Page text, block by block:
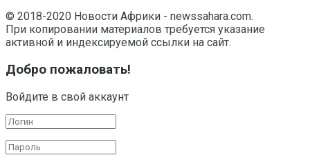
© 2018-2020 Новости Африки - newssahara.com.
При копировании материалов требуется указание
активной и индексируемой ссылки на сайт.
Добро пожаловать!
Войдите в свой аккаунт